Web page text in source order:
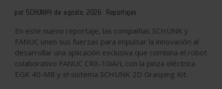
por SCHUNK4 de agosto, 2026 Reportajes
En este nuevo reportaje, las compañías SCHUNK y
FANUC unen sus fuerzas para impulsar la innovación al
desarrollar una aplicación exclusiva que combina el robot
colaborativo FANUC CRX-10iA/L con la pinza eléctrica
EGK 40-MB y el sistema SCHUNK 2D Grasping Kit.